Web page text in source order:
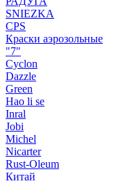
SNIEZKA
CPS
Краски аэрозольные
"7"
Cyclon
Dazzle
Green
Hao li se
Inral
Jobi
Michel
Nicarter
Rust-Oleum
Китай